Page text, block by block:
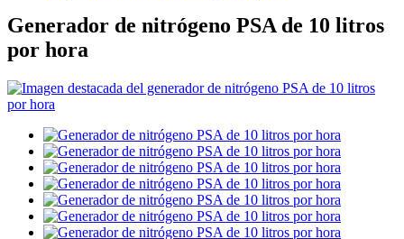
Generador de nitrógeno PSA de 10 litros
por hora